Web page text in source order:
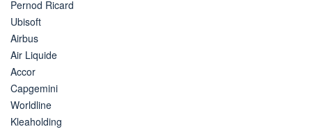
Pernod Ricard
Ubisoft
Airbus
Air Liquide
Accor
Capgemini
Worldline
Kleaholding